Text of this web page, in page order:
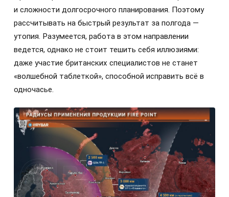
и сложности долгосрочного планирования. Поэтому
рассчитывать на быстрый результат за полгода —
утопия. Разумеется, работа в этом направлении
ведется, однако не стоит тешить себя иллюзиями:
даже участие британских специалистов не станет
«волшебной таблеткой», способной исправить всё в
одночасье.